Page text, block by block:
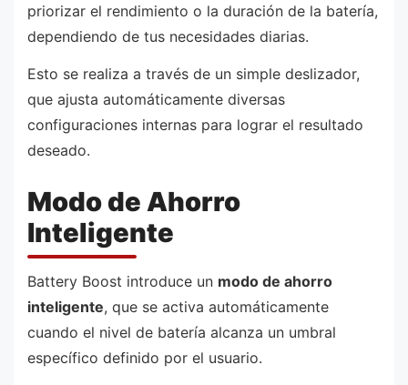
priorizar el rendimiento o la duración de la batería,
dependiendo de tus necesidades diarias.
Esto se realiza a través de un simple deslizador,
que ajusta automáticamente diversas
configuraciones internas para lograr el resultado
deseado.
Modo de Ahorro
Inteligente
Battery Boost introduce un modo de ahorro
inteligente, que se activa automáticamente
cuando el nivel de batería alcanza un umbral
específico definido por el usuario.